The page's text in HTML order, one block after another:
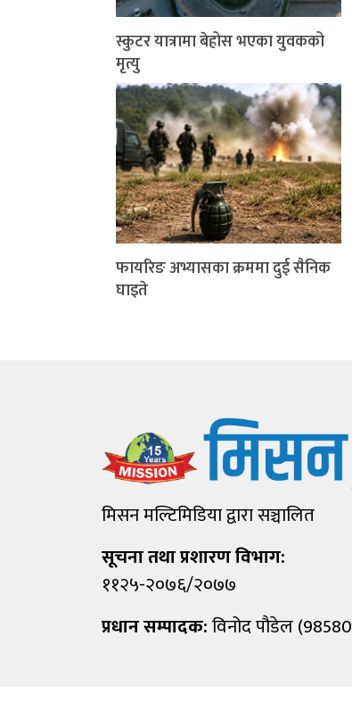
स्कुटर यात्रामा बेहोस भएका युवकको
मृत्यु
फायरिङ अभ्यासका क्रममा दुई सैनिक
घाइते
मिसन मल्टिमिडिया द्वारा सञ्चालित
सूचना तथा प्रशारण विभाग:
११२५-२०७६/२०७७
प्रधान सम्पादक:विनोद पौडेल